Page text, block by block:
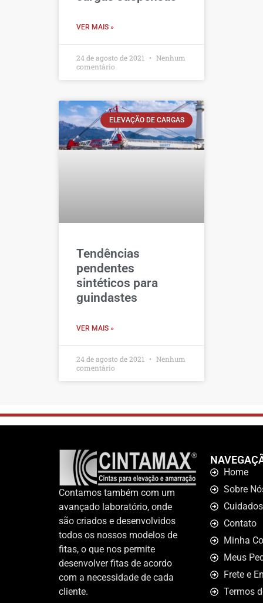
VER MAIS »
24 de agosto de 2021
Nenhum
comentário
ELEVAÇÃO DE CARGAS
Tendências
pendentes
sintéticos para
guindastes
VER MAIS »
24 de agosto de 2021
Nenhum
comentário
Contamos também com um
avançado laboratório, onde
são criados e desenvolvidos
todos os nossos modelos de
fitas, o que nos permite
desenvolver fitas de acordo
com a necessidade de cada
cliente.
Home
Sobre
Cuidados
Contato
Minha
Meus
Frete e
Termos